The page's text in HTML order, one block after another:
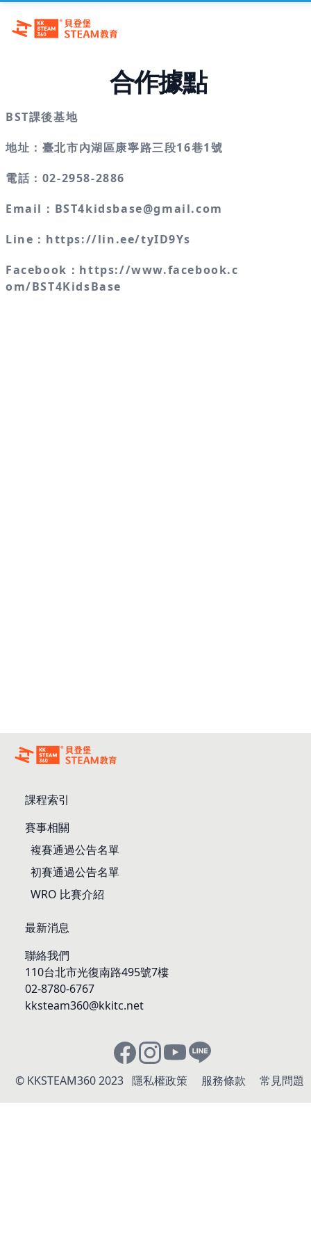
合作據點
BST課後基地
地址：臺北市內湖區康寧路三段16巷1號
電話： 02-2958-2886
Email： BST4kidsbase@gmail.com
Line： https://lin.ee/tyID9Ys
Facebook： https://www.facebook.c
om/BST4KidsBase
課程索引
賽事相關
複賽通過公告名單
初賽通過公告名單
WRO 比賽介紹
最新消息
聯絡我們
110台北市光復南路495號7樓
02-8780-6767
kksteam360@kkitc.net
© KKSTEAM360 2023 隱私權政策 服務條款 常見問題